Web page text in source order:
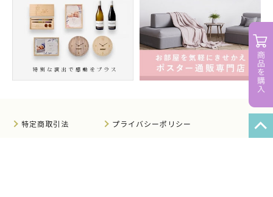
特定商取引法 プライバシーポリシー